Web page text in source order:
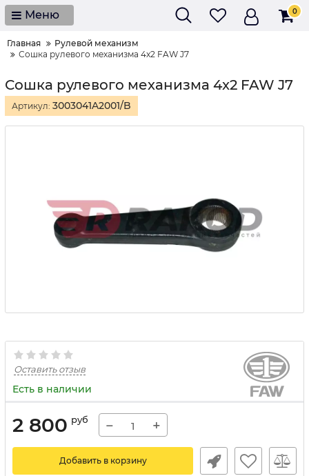
Меню 0
Главная
Рулевой механизм
Сошка рулевого механизма 4x2 FAW J7
Сошка рулевого механизма 4x2 FAW J7
Артикул: 3003041A2001/B
Оставить отзыв
Есть в наличии
2 800 руб − +
Добавить в корзину